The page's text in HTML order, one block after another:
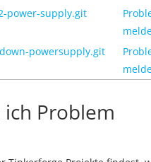
power-supply.git
powersupply.git
Problem